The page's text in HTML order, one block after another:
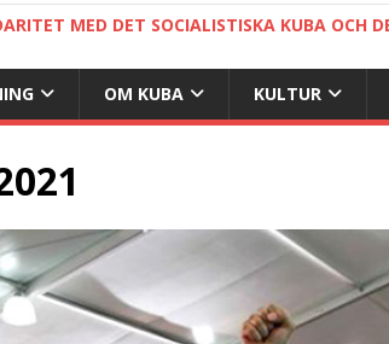
MED DET SOCIALISTISKA KUBA OCH
OM KUBA KULTUR